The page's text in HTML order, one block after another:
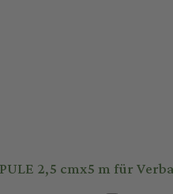
2,5 cmx5 m für